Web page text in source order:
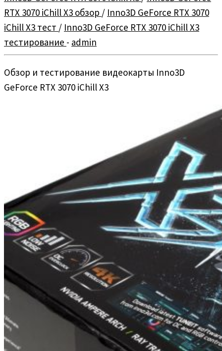
RTX 3070 iChill X3 обзор / Inno3D GeForce RTX 3070
iChill X3 тест / Inno3D GeForce RTX 3070 iChill X3
тестирование - admin
Обзор и тестирование видеокарты Inno3D
GeForce RTX 3070 iChill X3